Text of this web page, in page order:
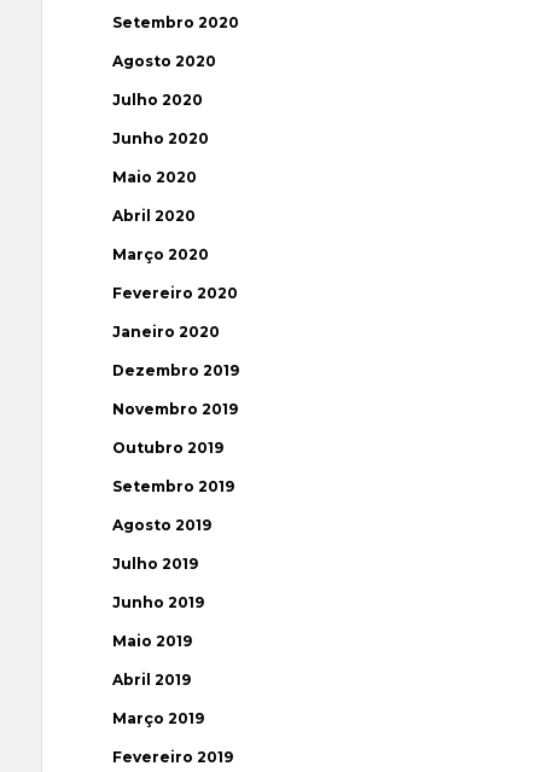
Setembro 2020
Agosto 2020
Julho 2020
Junho 2020
Maio 2020
Abril 2020
Março 2020
Fevereiro 2020
Janeiro 2020
Dezembro 2019
Novembro 2019
Outubro 2019
Setembro 2019
Agosto 2019
Julho 2019
Junho 2019
Maio 2019
Abril 2019
Março 2019
Fevereiro 2019